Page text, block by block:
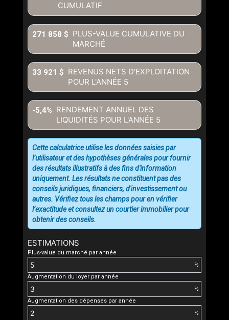
CUMULATIF
PLUS-VALUE CUMULATIVE DU
MARCHÉ
271 858 $
REVENUS NETS D'EXPLOITATION
POUR L'ANNÉE 5
33 921 $
RENDEMENT ANNUEL DES
LIQUIDITÉS POUR L'ANNÉE 5
-5,4%
ESTIMATIONS
Plus-value du marché par année
%
Augmentation du loyer par année
%
Augmentation des dépenses par année
%
Cette calculatrice utilise les données saisies par
l’utilisateur et des hypothèses générales pour fournir
des résultats illustratifs à des fins d'information
uniquement. Les résultats ne constituent pas des
conseils juridiques, financiers, d'investissement ou
autres. Vérifiez tous les champs pour en vérifier
l’exactitude et consultez un courtier immobilier pour
obtenir des conseils.